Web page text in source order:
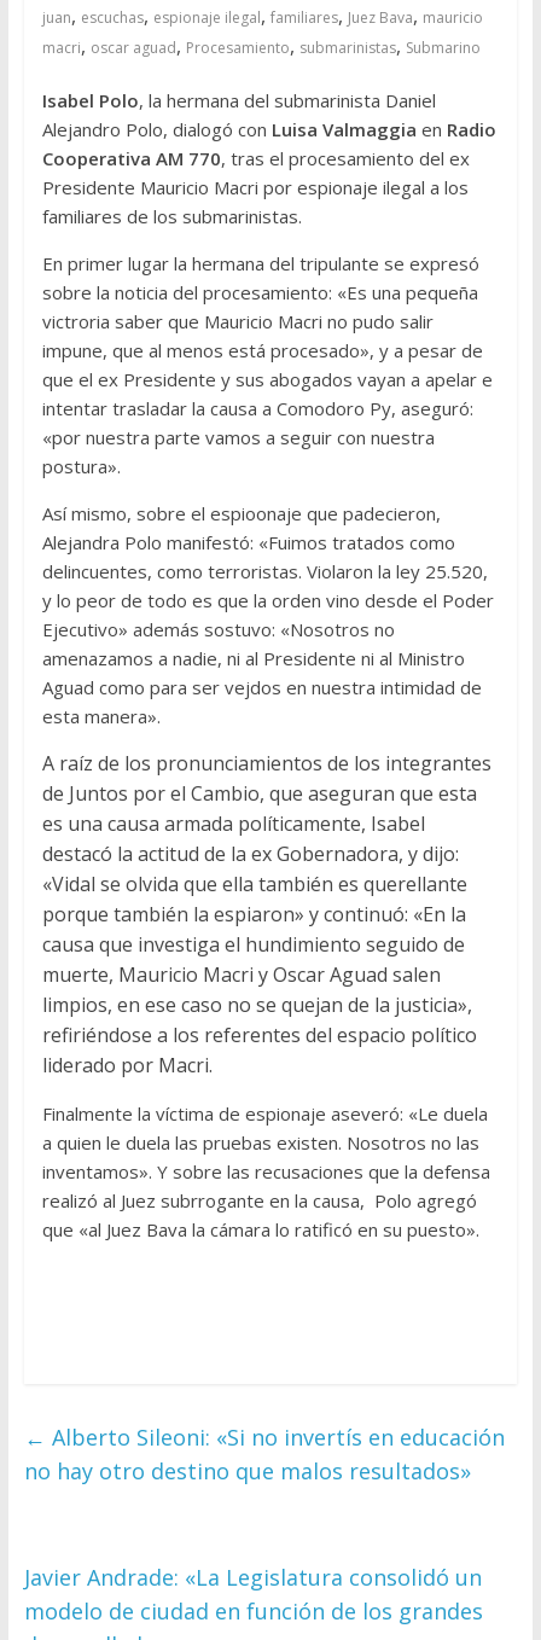
juan, escuchas, espionaje ilegal, familiares, Juez Bava, mauricio
macri, oscar aguad, Procesamiento, submarinistas, Submarino
Isabel Polo, la hermana del submarinista Daniel
Alejandro Polo, dialogó con Luisa Valmaggia en Radio
Cooperativa AM 770, tras el procesamiento del ex
Presidente Mauricio Macri por espionaje ilegal a los
familiares de los submarinistas.
En primer lugar la hermana del tripulante se expresó
sobre la noticia del procesamiento: «Es una pequeña
victroria saber que Mauricio Macri no pudo salir
impune, que al menos está procesado», y a pesar de
que el ex Presidente y sus abogados vayan a apelar e
intentar trasladar la causa a Comodoro Py, aseguró:
«por nuestra parte vamos a seguir con nuestra
postura».
Así mismo, sobre el espioonaje que padecieron,
Alejandra Polo manifestó: «Fuimos tratados como
delincuentes, como terroristas. Violaron la ley 25.520,
y lo peor de todo es que la orden vino desde el Poder
Ejecutivo» además sostuvo: «Nosotros no
amenazamos a nadie, ni al Presidente ni al Ministro
Aguad como para ser vejdos en nuestra intimidad de
esta manera».
A raíz de los pronunciamientos de los integrantes
de Juntos por el Cambio, que aseguran que esta
es una causa armada políticamente, Isabel
destacó la actitud de la ex Gobernadora, y dijo:
«Vidal se olvida que ella también es querellante
porque también la espiaron» y continuó: «En la
causa que investiga el hundimiento seguido de
muerte, Mauricio Macri y Oscar Aguad salen
limpios, en ese caso no se quejan de la justicia»,
refiriéndose a los referentes del espacio político
liderado por Macri.
Finalmente la víctima de espionaje aseveró: «Le duela
a quien le duela las pruebas existen. Nosotros no las
inventamos». Y sobre las recusaciones que la defensa
realizó al Juez subrrogante en la causa, Polo agregó
que «al Juez Bava la cámara lo ratificó en su puesto».
← Alberto Sileoni: «Si no invertís en educación
no hay otro destino que malos resultados»
Javier Andrade: «La Legislatura consolidó un
modelo de ciudad en función de los grandes